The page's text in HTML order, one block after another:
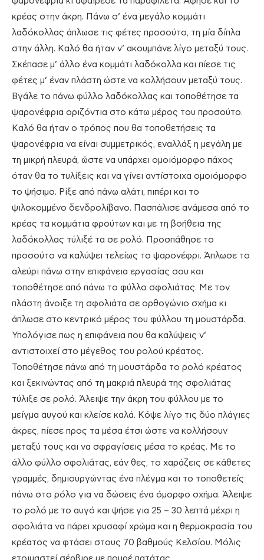
κρέας στην άκρη. Πάνω σ’ ένα μεγάλο κομμάτι
λαδόκολλας άπλωσε τις φέτες προσούτο, τη μία δίπλα
στην άλλη. Καλό θα ήταν ν’ ακουμπάνε λίγο μεταξύ τους.
Σκέπασε μ’ άλλο ένα κομμάτι λαδόκολλα και πίεσε τις
φέτες μ’ έναν πλάστη ώστε να κολλήσουν μεταξύ τους.
Βγάλε το πάνω φύλλο λαδόκολλας και τοποθέτησε τα
ψαρονέφρια οριζόντια στο κάτω μέρος του προσούτο.
Καλό θα ήταν ο τρόπος που θα τοποθετήσεις τα
ψαρονέφρια να είναι συμμετρικός, εναλλάξ η μεγάλη με
τη μικρή πλευρά, ώστε να υπάρχει ομοιόμορφο πάχος
όταν θα το τυλίξεις και να γίνει αντίστοιχα ομοιόμορφο
το ψήσιμο. Ρίξε από πάνω αλάτι, πιπέρι και το
ψιλοκομμένο δενδρολίβανο. Πασπάλισε ανάμεσα από το
κρέας τα κομμάτια φρούτων και με τη βοήθεια της
λαδόκολλας τύλιξέ τα σε ρολό. Προσπάθησε το
προσούτο να καλύψει τελείως το ψαρονέφρι. Άπλωσε το
αλεύρι πάνω στην επιφάνεια εργασίας σου και
τοποθέτησε από πάνω το φύλλο σφολιάτας. Με τον
πλάστη άνοιξε τη σφολιάτα σε ορθογώνιο σχήμα κι
άπλωσε στο κεντρικό μέρος του φύλλου τη μουστάρδα.
Υπολόγισε πως η επιφάνεια που θα καλύψεις ν’
αντιστοιχεί στο μέγεθος του ρολού κρέατος.
Τοποθέτησε πάνω από τη μουστάρδα το ρολό κρέατος
και ξεκινώντας από τη μακριά πλευρά της σφολιάτας
τύλιξε σε ρολό. Άλειψε την άκρη του φύλλου με το
μείγμα αυγού και κλείσε καλά. Κόψε λίγο τις δύο πλάγιες
άκρες, πίεσε προς τα μέσα έτσι ώστε να κολλήσουν
μεταξύ τους και να σφραγίσεις μέσα το κρέας. Με το
άλλο φύλλο σφολιάτας, εάν θες, το χαράζεις σε κάθετες
γραμμές, δημιουργώντας ένα πλέγμα και το τοποθετείς
πάνω στο ρόλο για να δώσεις ένα όμορφο σχήμα. Άλειψε
το ρολό με το αυγό και ψήσε για 25 – 30 λεπτά μέχρι η
σφολιάτα να πάρει χρυσαφί χρώμα και η θερμοκρασία του
κρέατος να φτάσει στους 70 βαθμούς Κελσίου. Μόλις